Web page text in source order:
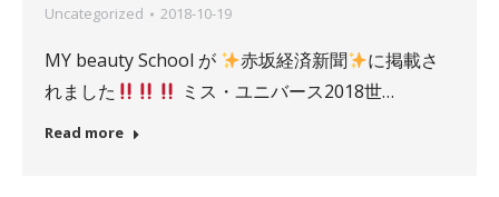
Uncategorized 2018-10-19
MY beauty School が 赤坂経済新聞
に掲載さ
れました
ミス・ユニバース2018世…
Read more